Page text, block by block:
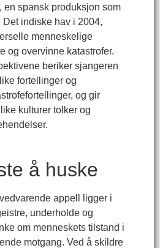
en spansk produksjon som
indiske hav i 2004,
menneskelige
og overvinne katastrofer.
beriker sjangeren
fortellinger og
og gir
kulturer tolker og
å huske
appell ligger i
underholde og
om menneskets tilstand i
motgang. Ved å skildre